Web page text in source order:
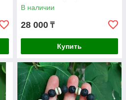
В наличии
28 000 ₸
Купить